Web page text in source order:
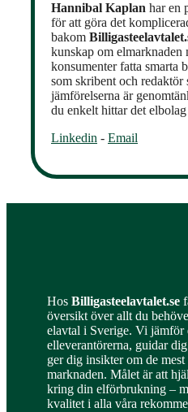
Hannibal Kaplan har en
för att göra det
bakom
kunskap om elmarknaden
konsumenter fatta smarta
som skribent och
jämförelserna är
du enkelt hittar det
Linkedin - Email
Hos Billigasteelavtalet.se
översikt över allt du
elavtal i Sverige. Vi jämför
elleverantörerna, guidar
ger dig insikter om de
marknaden. Målet är att
kring din elförbrukning –
kvalitet i alla våra